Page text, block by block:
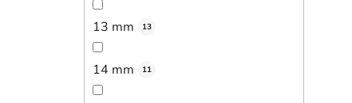
13 mm 13
14 mm 11